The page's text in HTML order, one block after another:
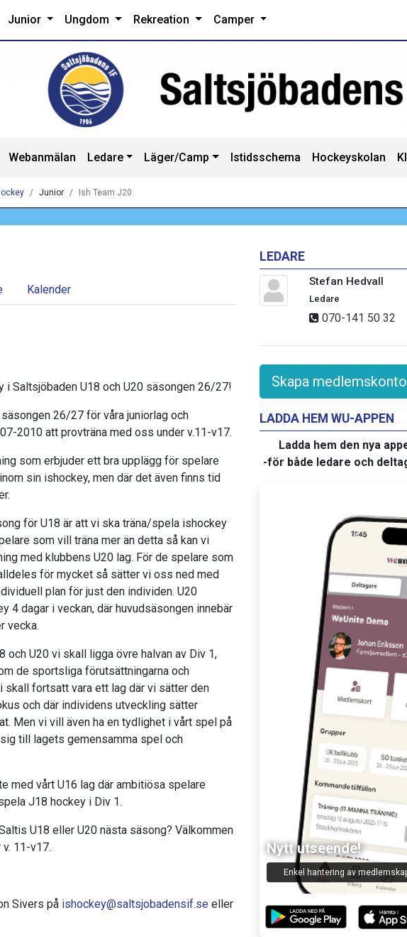
Junior Ungdom Rekreation Camper
Webanmälan Ledare Läger/Camp Istidsschema Hockeyskolan
Junior Ish Team J20
LEDARE
Stefan Hedvall
Ledare
070-141 50 32
Skapa medlemskonto
LADDA HEM WU-APPEN
Ladda hem den nya
-för både ledare och
Nytt utseende!
Enkel hantering av
Kalender
i Saltsjöbaden U18 och U20 säsongen 26/27!
26/27 för våra juniorlag och
2010 att provträna med oss under v.11-v17.
som erbjuder ett bra upplägg för spelare
sin ishockey, men där det även finns tid
för U18 är att vi ska träna/spela ishockey
som vill träna mer än detta så kan vi
med klubbens U20 lag. För de spelare som
för mycket så sätter vi oss ned med
plan för just den individen. U20
4 dagar i veckan, där huvudsäsongen innebär
vecka.
och U20 vi skall ligga övre halvan av Div 1,
de sportsliga förutsättningarna och
skall fortsatt vara ett lag där vi sätter den
och där individens utveckling sätter
Men vi vill även ha en tydlighet i vårt spel på
till lagets gemensamma spel och
med vårt U16 lag där ambitiösa spelare
J18 hockey i Div 1.
U18 eller U20 nästa säsong? Välkommen
11-v17.
Sivers på ishockey@saltsjobadensif.se eller